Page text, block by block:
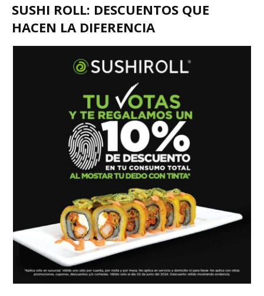
SUSHI ROLL: DESCUENTOS QUE
HACEN LA DIFERENCIA